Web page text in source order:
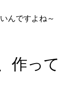
んですよね～
作って